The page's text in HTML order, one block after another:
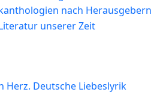
nach Herausgebern
unserer Zeit
Herz. Deutsche Liebeslyrik